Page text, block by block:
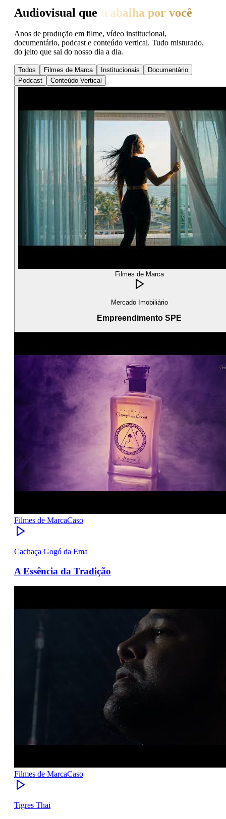
Audiovisual que trabalha por você
Anos de produção em filme, vídeo institucional,
documentário, podcast e conteúdo vertical. Tudo misturado,
do jeito que sai do nosso dia a dia.
Todos Filmes de Marca Institucionais
Documentário
Podcast
Conteúdo Vertical
Filmes de Marca
Mercado Imobiliário
Empreendimento SPE
Filmes de MarcaCaso
Cachaça Gogó da Ema
A Essência da Tradição
Filmes de MarcaCaso
Tigres Thai